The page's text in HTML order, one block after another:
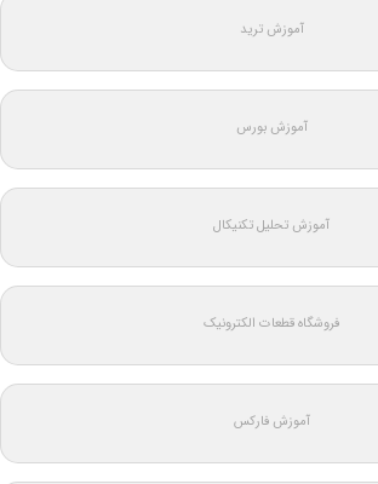
آموزش ترید
آموزش بورس
آموزش تحلیل تکنیکال
فروشگاه قطعات الکترونیک
آموزش فارکس